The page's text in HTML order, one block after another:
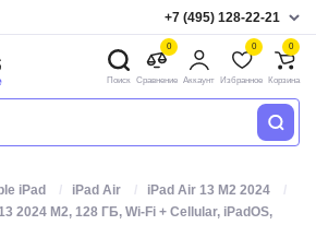
+7 (495) 128-22-21
Поиск
0
Сравнение Аккаунт
0
Избранное
0
Корзина
iPad iPad Air
iPad Air 13 M2 2024
2024 M2, 128 ГБ, Wi-Fi + Cellular, iPadOS,